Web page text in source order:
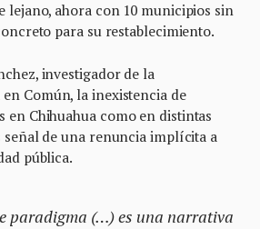
lejano, ahora con 10 municipios sin
para su restablecimiento.
investigador de la
Común, la inexistencia de
en Chihuahua como en distintas
señal de una renuncia implícita a
pública.
paradigma (…) es una narrativa